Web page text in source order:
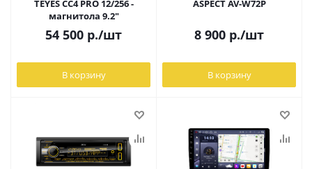
TEYES CC4 PRO 12/256 -
магнитола 9.2"
54 500 р./шт
В корзину
ASPECT AV-W72P
8 900 р./шт
В корзину